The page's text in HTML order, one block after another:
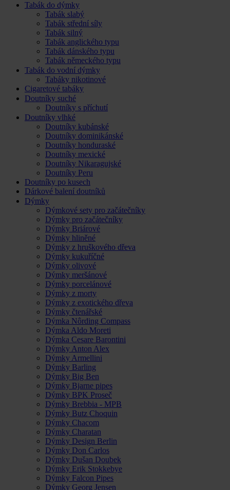
Tabák do dýmky
Tabák slabý
Tabák střední síly
Tabák silný
Tabák anglického typu
Tabák dánského typu
Tabák německého typu
Tabák do vodní dýmky
Tabáky nikotinové
Cigaretové tabáky
Doutníky suché
Doutníky s příchutí
Doutníky vlhké
Doutníky kubánské
Doutníky dominikánské
Doutníky honduraské
Doutníky mexické
Doutníky Nikaragujské
Doutníky Peru
Doutníky po kusech
Dárkové balení doutníků
Dýmky
Dýmkové sety pro začátečníky
Dýmky pro začátečníky
Dýmky Briárové
Dýmky hliněné
Dýmky z hruškového dřeva
Dýmky kukuříčné
Dýmky olivové
Dýmky meršánové
Dýmky porcelánové
Dýmky z morty
Dýmky z exotického dřeva
Dýmky čtenářské
Dýmka Nôrding Compass
Dýmka Aldo Moreti
Dýmka Cesare Barontini
Dýmky Anton Alex
Dýmky Armellini
Dýmky Barling
Dýmky Big Ben
Dýmky Bjarne pipes
Dýmky BPK Proseč
Dýmky Brebbia - MPB
Dýmky Butz Choquin
Dýmky Chacom
Dýmky Charatan
Dýmky Design Berlin
Dýmky Don Carlos
Dýmky Dušan Doubek
Dýmky Erik Stokkebye
Dýmky Falcon Pipes
Dýmky Georg Jensen